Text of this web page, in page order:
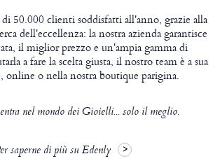
50.000 clienti soddisfatti all'anno, grazie alla
dell'eccellenza: la nostra azienda garantisce
il miglior prezzo e un'ampia gamma di
a fare la scelta giusta, il nostro team è a sua
online o nella nostra boutique parigina.
nel mondo dei Gioielli... solo il meglio.
saperne di più su Edenly